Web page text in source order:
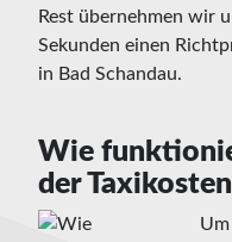
Rest übernehmen wir
Sekunden einen
in Bad Schandau.
Wie
der